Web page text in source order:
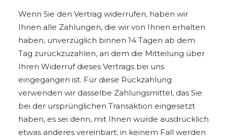
Wenn Sie den Vertrag widerrufen, haben wir
Ihnen alle Zahlungen, die wir von Ihnen erhalten
haben, unverzüglich binnen 14 Tagen ab dem
Tag zurückzuzahlen, an dem die Mitteilung über
Ihren Widerruf dieses Vertrags bei uns
eingegangen ist. Für diese Rückzahlung
verwenden wir dasselbe Zahlungsmittel, das Sie
bei der ursprünglichen Transaktion eingesetzt
haben, es sei denn, mit Ihnen wurde ausdrücklich
etwas anderes vereinbart; in keinem Fall werden